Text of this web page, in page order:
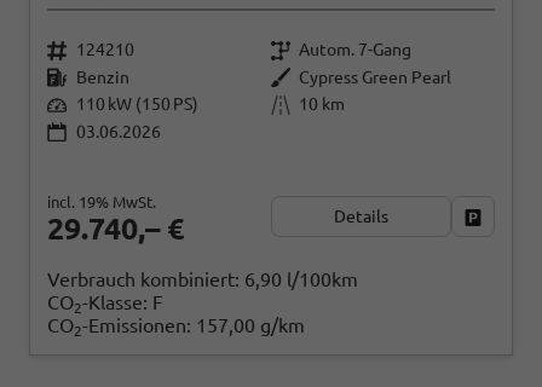
124210
Autom. 7-Gang
Benzin
Cypress Green Pearl
110 kW (150 PS)
10 km
03.06.2026
29.740,– €
incl. 19% MwSt.
Details
Verbrauch kombiniert: 6,90 l/100km
CO2-Klasse: F
CO2-Emissionen: 157,00 g/km